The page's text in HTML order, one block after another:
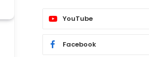
YouTube
Facebook